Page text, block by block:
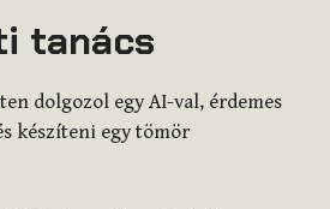
tanács
dolgozol egy AI-val, érdemes
készíteni egy tömör